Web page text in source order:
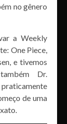
no gênero
a Weekly
One Piece,
e tivemos
Dr.
de uma